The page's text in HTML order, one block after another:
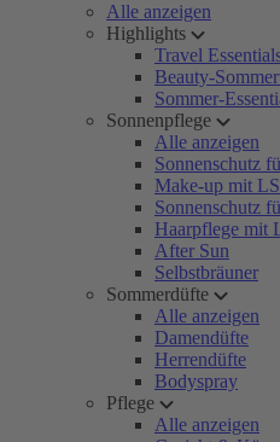
Alle anzeigen
Highlights
Travel
Beauty-
Sommer-
Sonnenpflege
Alle anzeigen
Sonnenschutz
Make-up mit
Sonnenschutz
Haarpflege mit
After Sun
Selbstbräuner
Sommerdüfte
Alle anzeigen
Damendüfte
Herrendüfte
Bodyspray
Pflege
Alle anzeigen